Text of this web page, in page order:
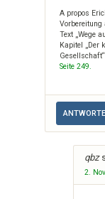
A propos
Vorbereitung
Text „Wege
Kapitel „Der
Seite 249.
qbz
2.